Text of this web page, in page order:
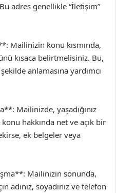
adres genellikle “İletişim”
Mailinizin konu kısmında,
kısaca belirtmelisiniz. Bu,
anlamasına yardımcı
Mailinizde, yaşadığınız
hakkında net ve açık bir
ek belgeler veya
Mailinizin sonunda,
soyadınız ve telefon